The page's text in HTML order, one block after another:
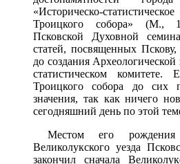
«Историческо-
Троицкого собора» (М.,
Псковской Духовной
статей, посвященных
до создания
статистическом
Троицкого собора до сих
значения, так как ничего
сегодняшний день по этой
Местом его
Великолукского уезда
закончил сначала